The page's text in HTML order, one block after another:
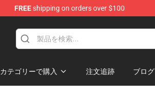
FREEshipping on orders over $100
カテゴリーで購入 注文追跡 ブログ